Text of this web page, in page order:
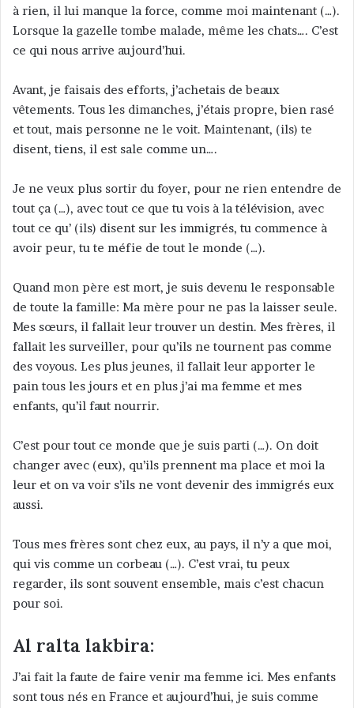
à rien, il lui manque la force, comme moi maintenant (…).
Lorsque la gazelle tombe malade, même les chats…. C’est
ce qui nous arrive aujourd’hui.
Avant, je faisais des efforts, j’achetais de beaux
vêtements. Tous les dimanches, j’étais propre, bien rasé
et tout, mais personne ne le voit. Maintenant, (ils) te
disent, tiens, il est sale comme un….
Je ne veux plus sortir du foyer, pour ne rien entendre de
tout ça (…), avec tout ce que tu vois à la télévision, avec
tout ce qu’ (ils) disent sur les immigrés, tu commence à
avoir peur, tu te méfie de tout le monde (…).
Quand mon père est mort, je suis devenu le responsable
de toute la famille: Ma mère pour ne pas la laisser seule.
Mes sœurs, il fallait leur trouver un destin. Mes frères, il
fallait les surveiller, pour qu’ils ne tournent pas comme
des voyous. Les plus jeunes, il fallait leur apporter le
pain tous les jours et en plus j’ai ma femme et mes
enfants, qu’il faut nourrir.
C’est pour tout ce monde que je suis parti (…). On doit
changer avec (eux), qu’ils prennent ma place et moi la
leur et on va voir s’ils ne vont devenir des immigrés eux
aussi.
Tous mes frères sont chez eux, au pays, il n’y a que moi,
qui vis comme un corbeau (…). C’est vrai, tu peux
regarder, ils sont souvent ensemble, mais c’est chacun
pour soi.
Al ralta lakbira:
J’ai fait la faute de faire venir ma femme ici. Mes enfants
sont tous nés en France et aujourd’hui, je suis comme